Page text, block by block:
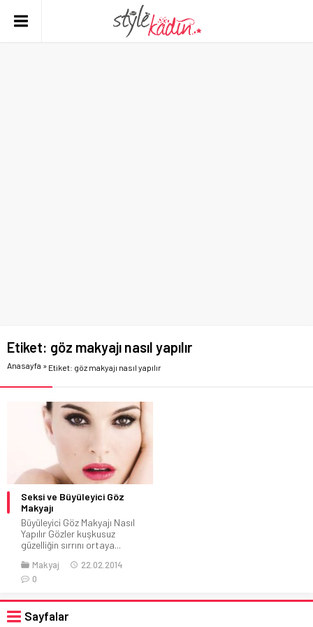
Etiket: göz makyajı nasıl yapılır
Anasayfa » Etiket: göz makyajı nasıl yapılır
Seksi ve Büyüleyici Göz
Makyajı
Büyüleyici Göz Makyajı Nasıl
Yapılır Gözler kuşkusuz
güzelliğin sırrını ortaya...
Makyaj
22.02.2014
0
Sayfalar